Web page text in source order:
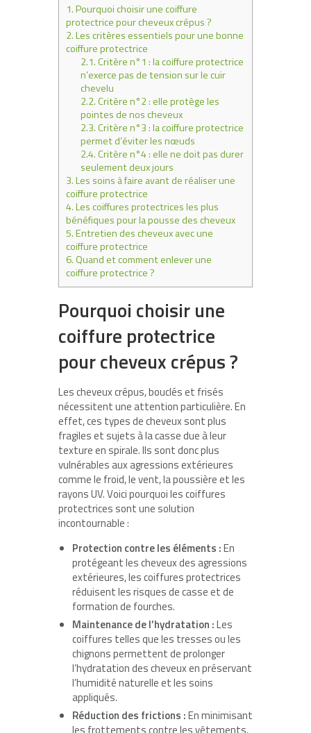
1.Pourquoi choisir une coiffure
protectrice pour cheveux crépus ?
2.Les critères essentiels pour une bonne
coiffure protectrice
2.1.Critère n°1 : la coiffure protectrice
n’exerce pas de tension sur le cuir
chevelu
2.2.Critère n°2 : elle protège les
pointes de nos cheveux
2.3.Critère n°3 : la coiffure protectrice
permet d’éviter les nœuds
2.4.Critère n°4 : elle ne doit pas durer
seulement deux jours
3.Les soins à faire avant de réaliser une
coiffure protectrice
4.Les coiffures protectrices les plus
bénéfiques pour la pousse des cheveux
5.Entretien des cheveux avec une
coiffure protectrice
6.Quand et comment enlever une
coiffure protectrice ?
Pourquoi choisir une
coiffure protectrice
pour cheveux crépus ?
Les cheveux crépus, bouclés et frisés
nécessitent une attention particulière. En
effet, ces types de cheveux sont plus
fragiles et sujets à la casse due à leur
texture en spirale. Ils sont donc plus
vulnérables aux agressions extérieures
comme le froid, le vent, la poussière et les
rayons UV. Voici pourquoi lescoiffures
protectrices sont une solution
incontournable :
Protection contre les éléments :En
protégeant les cheveux des agressions
extérieures, les coiffures protectrices
réduisent les risques de casse et de
formation de fourches.
Maintenance de l’hydratation :Les
coiffures telles que les tresses ou les
chignons permettent de prolonger
l’hydratation des cheveux en préservant
l’humidité naturelle et les soins
appliqués.
Réduction des frictions :En minimisant
les frottements contre les vêtements,